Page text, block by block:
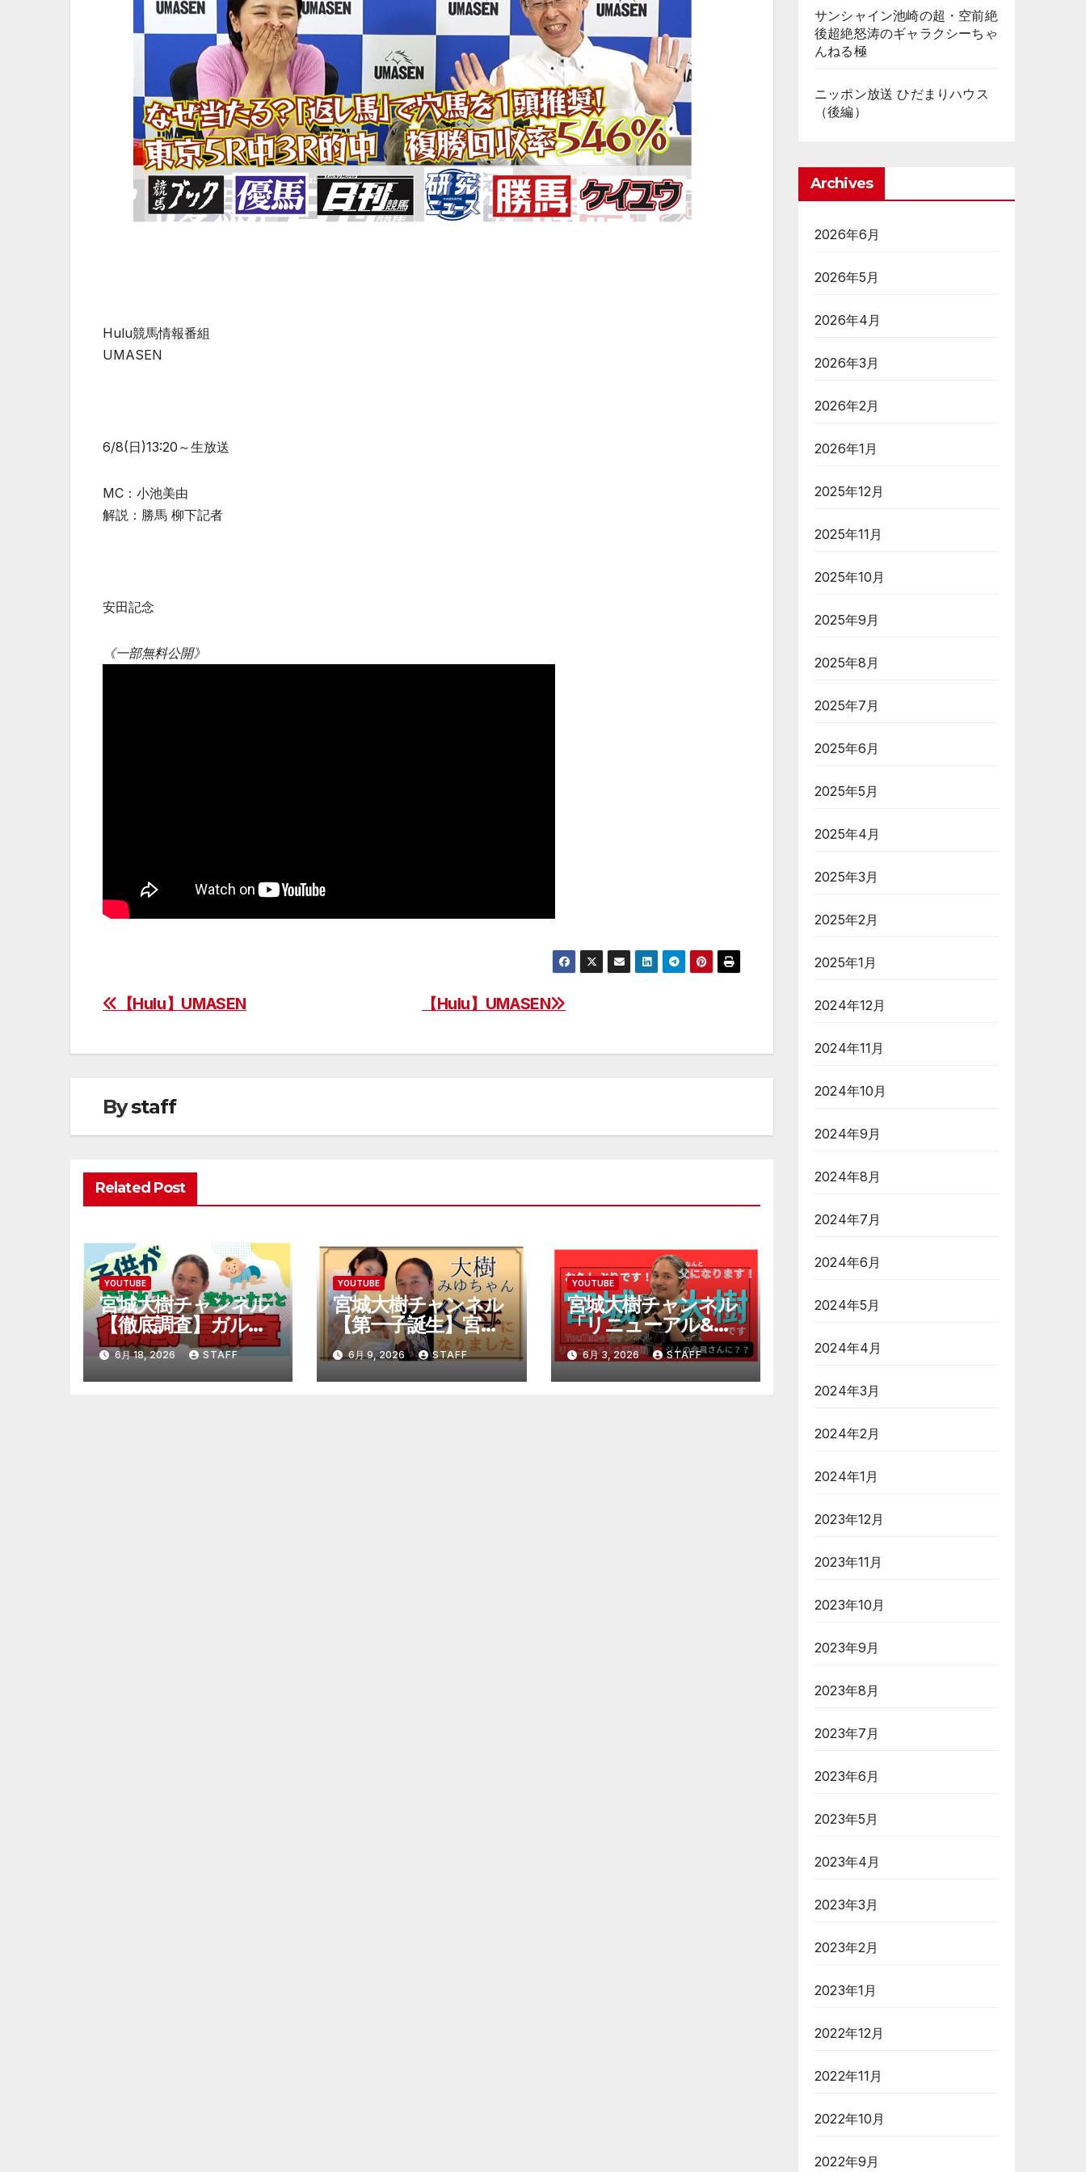
Hulu競馬情報番組
UMASEN
6/8(日)13:20～生放送
MC：小池美由
解説：勝馬 柳下記者
安田記念
《一部無料公開》
投
ビ
ゲ
ー
シ
ョ
ン
【Hulu】UMASEN
【Hulu】UMASEN
Bystaff
Related Post
YOUTUBE
宮城大樹チャンネル
【徹底調査】ガルガ
ル期って知って
る！？
6月 18, 2026 STAFF
YOUTUBE
宮城大樹チャンネル
【第一子誕生】宮城
大樹、みゆちゃん、
父母になりました。
6月 9, 2026 STAFF
YOUTUBE
宮城大樹チャンネル
「リニューアル&再
始動、そして、父に
なります。」
6月 3, 2026 STAFF
サンシャイン池崎の超・空前絶
後超絶怒涛のギャラクシーちゃ
んねる極
ニッポン放送 ひだまりハウス
（後編）
Archives
2026年6月
2026年5月
2026年4月
2026年3月
2026年2月
2026年1月
2025年12月
2025年11月
2025年10月
2025年9月
2025年8月
2025年7月
2025年6月
2025年5月
2025年4月
2025年3月
2025年2月
2025年1月
2024年12月
2024年11月
2024年10月
2024年9月
2024年8月
2024年7月
2024年6月
2024年5月
2024年4月
2024年3月
2024年2月
2024年1月
2023年12月
2023年11月
2023年10月
2023年9月
2023年8月
2023年7月
2023年6月
2023年5月
2023年4月
2023年3月
2023年2月
2023年1月
2022年12月
2022年11月
2022年10月
2022年9月